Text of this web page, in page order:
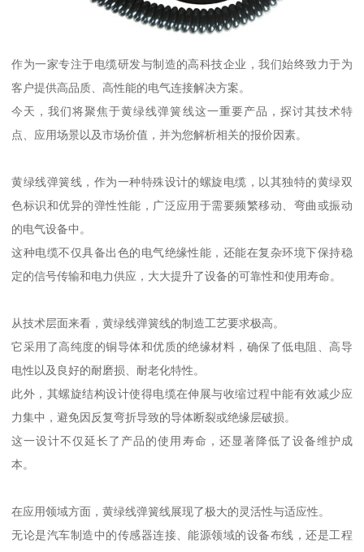
作为一家专注于电缆研发与制造的高科技企业，我们始终致力于为
客户提供高品质、高性能的电气连接解决方案。
今天，我们将聚焦于黄绿线弹簧线这一重要产品，探讨其技术特
点、应用场景以及市场价值，并为您解析相关的报价因素。
黄绿线弹簧线，作为一种特殊设计的螺旋电缆，以其独特的黄绿双
色标识和优异的弹性性能，广泛应用于需要频繁移动、弯曲或振动
的电气设备中。
这种电缆不仅具备出色的电气绝缘性能，还能在复杂环境下保持稳
定的信号传输和电力供应，大大提升了设备的可靠性和使用寿命。
从技术层面来看，黄绿线弹簧线的制造工艺要求极高。
它采用了高纯度的铜导体和优质的绝缘材料，确保了低电阻、高导
电性以及良好的耐磨损、耐老化特性。
此外，其螺旋结构设计使得电缆在伸展与收缩过程中能有效减少应
力集中，避免因反复弯折导致的导体断裂或绝缘层破损。
这一设计不仅延长了产品的使用寿命，还显著降低了设备维护成
本。
在应用领域方面，黄绿线弹簧线展现了极大的灵活性与适应性。
无论是汽车制造中的传感器连接、能源领域的设备布线，还是工程